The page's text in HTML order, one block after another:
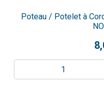
Poteau / Potelet à